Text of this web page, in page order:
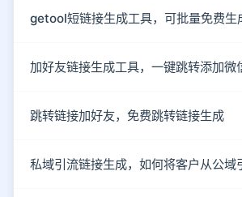
getool短链接生成工具，可批量免费生
加好友链接生成工具，一键跳转添加微
跳转链接加好友，免费跳转链接生成
私域引流链接生成，如何将客户从公域